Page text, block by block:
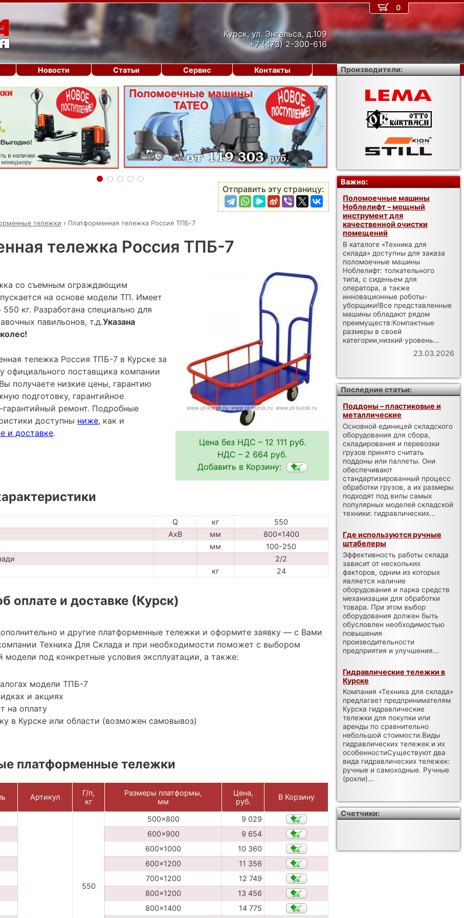
Курск, ул. Энгельса, д.109
+7 (473) 2-300-616
›
Отправить эту страницу:
тележки › Платформенная тележка Россия ТПБ-7
тележка Россия ТПБ-7
Цена без НДС – 12 111 руб.
НДС – 2 664 руб.
Добавить в Корзину:
сo съемным ограждающим
на основе модели ТП. Имеет
кг. Разработана специально для
павильонов, т.д.Указана
тележка Россия ТПБ-7 в Курске за
официального поставщика компании
получаете низкие цены, гарантию
подготовку, гарантийное
ремонт. Подробные
доступны ниже, как и
и доставке.
Q кг
550
AxB мм
800x1400
мм
100-250
2/2
кг 24
оплате и доставке (Курск)
и другие платформенные тележки и оформите заявку — с Вами
Техника Для Склада и при необходимости поможет с выбором
модели под конкретные условия эксплуатации, а также:
модели ТПБ-7
и акциях
на оплату
в Курске или области (возможен самовывоз)
платформенные тележки
Артикул
Г/п,
кг
Размеры платформы,
мм
Цена,
руб.
В Корзину
550
500x800
9 029
600x900
9 654
600x1000
10 360
600x1200
11 356
700x1200
12 749
800x1200
13 456
800x1400 14 775
0
Новости Статьи Сервис Контакты Производители:
Важно:
Поломоечные машины
Ноблелифт – мощный
инструмент для
качественной очистки
помещений
В каталоге «Техника для
склада» доступны для заказа
поломоечные машины
Ноблелифт: толкательного
типа, с сиденьем для
оператора, а также
инновационные роботы-
уборщики!Все представленные
машины обладают рядом
преимуществ:Компактные
размеры в своей
категории,низкий уровень...
23.03.2026
Последние статьи:
Поддоны – пластиковые и
металлические
Основной единицей складского
оборудования для сбора,
складирования и перевозки
грузов принято считать
поддоны или паллеты. Они
обеспечивают
стандартизированный процесс
обработки грузов, а их размеры
подходят под вилы самых
популярных моделей складской
техники: гидравлических...
Где используются ручные
штабелеры
Эффективность работы склада
зависит от нескольких
факторов, одним из которых
является наличие
оборудования и парка средств
механизации для обработки
товара. При этом выбор
оборудования должен быть
обусловлен необходимостью
повышения
производительности
предприятия и улучшения...
Гидравлические тележки в
Курске
Компания «Техника для склада»
предлагает предпринимателям
Курска гидравлические
тележки для покупки или
аренды по сравнительно
небольшой стоимости.Виды
гидравлических тележек и их
особенностиСуществуют два
вида гидравлических тележек:
ручные и самоходные. Ручные
(рохли)...
Счетчики: